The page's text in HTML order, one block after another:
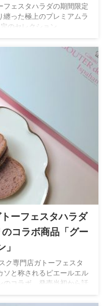
ェスタハラダの期間限定
った極上のプレミアムラ
のセレクション
ーフェスタハラダ
コラボ商品「グー
ク専門店ガトーフェスタ
と称されるピエールエル
のコラボ。発売当初から話